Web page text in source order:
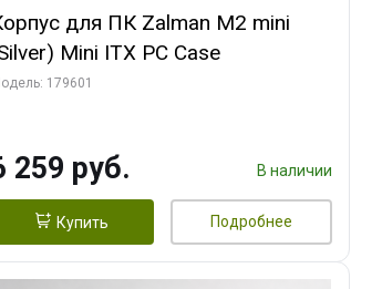
для ПК Zalman M2 mini
Mini ITX PC Case
179601
259 руб. В наличии
Купить Подробнее